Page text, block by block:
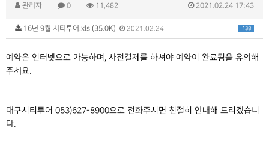
관리자 0 11,482 2021.02.24 17:43
138
16년 9월 시티투어.xls (35.0K) 2021.02.24
예약은 인터넷으로 가능하며, 사전결제를 하셔야 예약이 완료됨을 유의해
주세요.
대구시티투어 053)627-8900으로 전화주시면 친절히 안내해 드리겠습니
다.